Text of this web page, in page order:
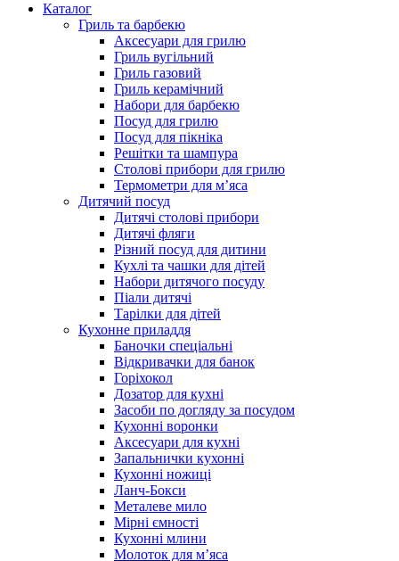
Каталог
Гриль та барбекю
Аксесуари для грилю
Гриль вугільний
Гриль газовий
Гриль керамічний
Набори для барбекю
Посуд для грилю
Посуд для пікніка
Решітки та шампура
Столові прибори для грилю
Термометри для м’яса
Дитячий посуд
Дитячі столові прибори
Дитячі фляги
Різний посуд для дитини
Кухлі та чашки для дітей
Набори дитячого посуду
Піали дитячі
Тарілки для дітей
Кухонне приладдя
Баночки спеціальні
Відкривачки для банок
Горіхокол
Дозатор для кухні
Засоби по догляду за посудом
Кухонні воронки
Аксесуари для кухні
Запальнички кухонні
Кухонні ножиці
Ланч-Бокси
Металеве мило
Мірні ємності
Кухонні млини
Молоток для м’яса